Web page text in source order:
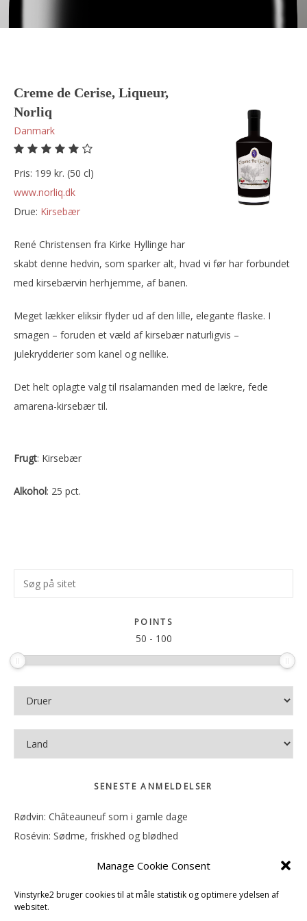
Manage Cookie Consent
Vinstyrke2 bruger cookies til at måle statistik og optimere ydelsen af
websitet.
Creme de Cerise, Liqueur,
Norliq
Danmark
Pris: 199 kr. (50 cl)
www.norliq.dk
Drue:
kirsebær
René Christensen fra Kirke Hyllinge har
skabt denne hedvin, som sparker alt, hvad vi før har forbundet
med kirsebærvin herhjemme, af banen.
Meget lækker eliksir flyder ud af den lille, elegante flaske. I
smagen – foruden et væld af kirsebær naturligvis –
julekrydderier som kanel og nellike.
Det helt oplagte valg til risalamanden med de lækre, fede
amarena-kirsebær til.
Frugt: Kirsebær
Alkohol: 25 pct.
Primær
Sidebar
Søg
på
POINTS
50 - 100
SENESTE ANMELDELSER
Rødvin: Châteauneuf som i gamle dage
Rosévin: Sødme, friskhed og blødhed
Rosévin: Forfriskende bagatel
Rosévin: Sødmen hænger i munden